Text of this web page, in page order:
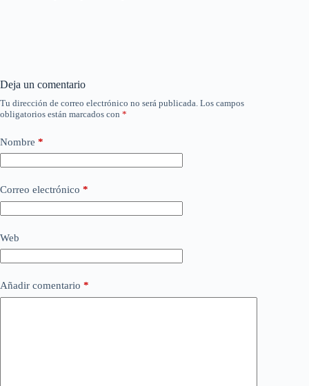
Deja un comentario
Tu dirección de correo electrónico no será publicada. Los campos
obligatorios están marcados con *
Nombre *
Correo electrónico *
Web
Añadir comentario *